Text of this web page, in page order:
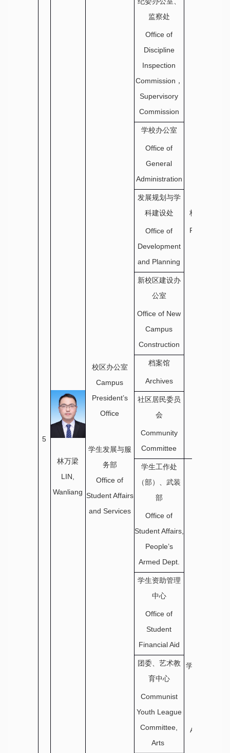
5
林万梁
LIN,
Wanliang
校区办公室
Campus
President’s
Office
学生发展与服
务部
Office of
Student Affairs
and Services
监察处
Office of
Discipline
Inspection
Commission，
Supervisory
Commission
校区办公室
President’s
学校办公室
Office of
General
Administration
发展规划与学
科建设处
Office of
Development
and Planning
新校区建设办
公室
Office of New
Campus
Construction
档案馆
Archives
社区居民委员
会
Community
Committee
学生工作处
（部）、武装
部
Office of
Student Affairs,
People’s
Armed Dept.
学生发展与服
Affairs and
学生资助管理
中心
Office of
Student
Financial Aid
团委、艺术教
育中心
Communist
Youth League
Committee,
Arts